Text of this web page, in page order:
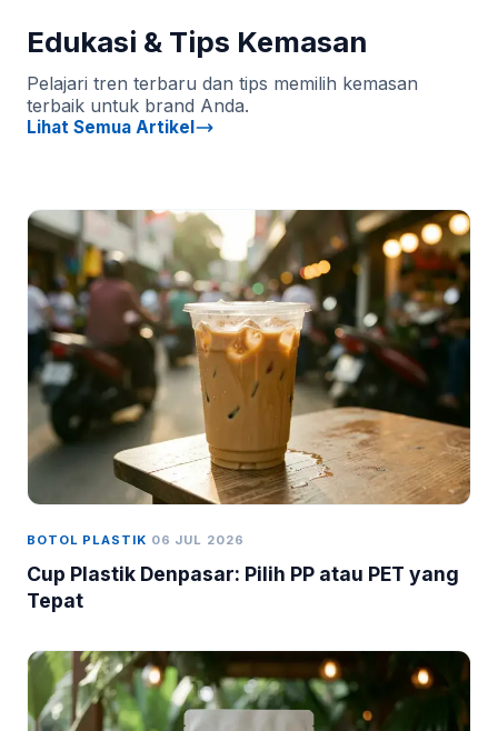
Edukasi & Tips Kemasan
Pelajari tren terbaru dan tips memilih kemasan
terbaik untuk brand Anda.
Lihat Semua Artikel
BOTOL PLASTIK 06 JUL 2026
Cup Plastik Denpasar: Pilih PP atau PET yang
Tepat